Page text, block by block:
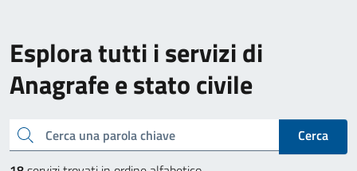
Esplora tutti i servizi di
Anagrafe e stato civile
Cerca una parola chiave
Cerca